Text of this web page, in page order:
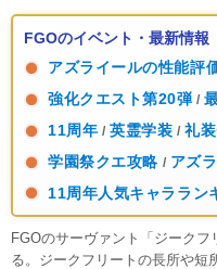
FGOのイベント・最新情報
アズライールの性能評
強化クエスト第20弾 /
11周年 / 英霊学装 / 礼
学園祭クエ攻略 / アズ
11周年人気キャララン
FGOのサーヴァント「ジーク
る。ジークフリートの長所や短